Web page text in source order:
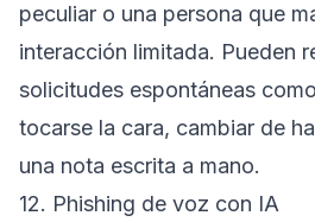
peculiar o una persona que
interacción limitada. Pueden
solicitudes espontáneas
tocarse la cara, cambiar de
una nota escrita a mano.
12. Phishing de voz con IA